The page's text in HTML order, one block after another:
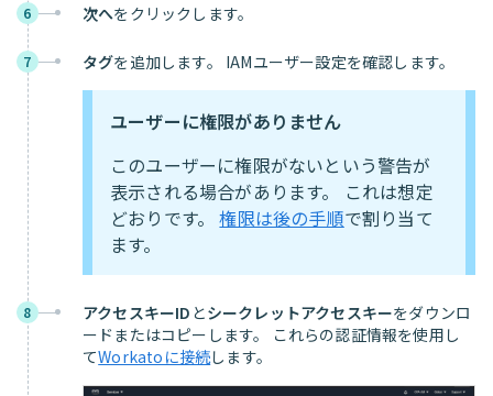
6 次へをクリックします。
7 タグを追加します。 IAMユーザー設定を確認します。
ユーザーに権限がありません
このユーザーに権限がないという警告が
表示される場合があります。 これは想定
どおりです。権限は後の手順で割り当て
ます。
8 アクセスキーID とシークレットアクセスキーをダウンロ
ードまたはコピーします。 これらの認証情報を使用し
てWorkatoに接続します。